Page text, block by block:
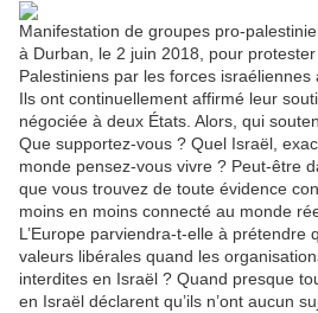
Manifestation de groupes pro-
à Durban, le 2 juin 2018, pour
Palestiniens par les forces israéliennes
Ils ont continuellement affirmé leur
négociée à deux États. Alors, qui
Que supportez-vous ? Quel Israël,
monde pensez-vous vivre ? Peut-être
que vous trouvez de toute évidence
moins en moins connecté au monde
L’Europe parviendra-t-elle à prétendre
valeurs libérales quand les
interdites en Israël ? Quand presque
en Israël déclarent qu’ils n’ont aucun